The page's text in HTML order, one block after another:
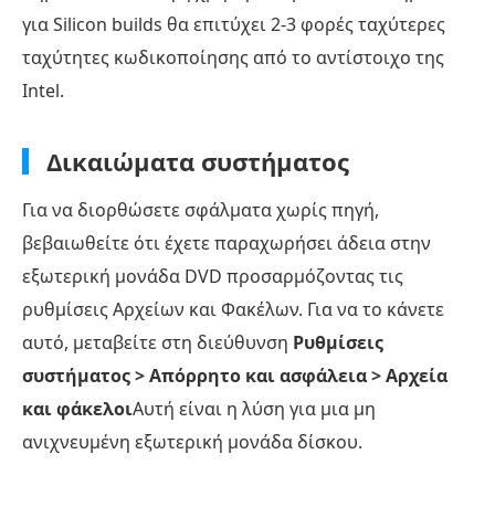
Τρόπος
5.
σε
με
MakeMKV
Συχνές
ερωτήσεις
σχετικά
με
την
αντιγραφή
για Silicon builds θα επιτύχει 2-3 φορές ταχύτερες
ταχύτητες κωδικοποίησης από το αντίστοιχο της
Intel.
Δικαιώματα συστήματος
Για να διορθώσετε σφάλματα χωρίς πηγή,
βεβαιωθείτε ότι έχετε παραχωρήσει άδεια στην
εξωτερική μονάδα DVD προσαρμόζοντας τις
ρυθμίσεις Αρχείων και Φακέλων. Για να το κάνετε
αυτό, μεταβείτε στη διεύθυνση Ρυθμίσεις
συστήματος > Απόρρητο και ασφάλεια > Αρχεία
και φάκελοιΑυτή είναι η λύση για μια μη
ανιχνευμένη εξωτερική μονάδα δίσκου.